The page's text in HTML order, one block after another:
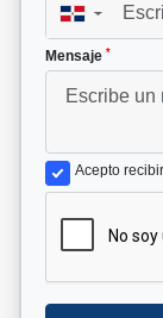
▼
Mensaje *
Acepto